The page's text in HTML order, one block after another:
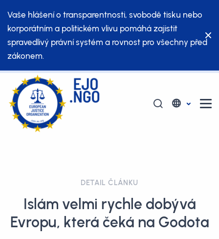
Vaše hlášení o transparentnosti, svobodě tisku nebo
korporátním a politickém vlivu pomáhá zajistit
spravedlivý právní systém a rovnost pro všechny před
zákonem.
DETAIL ČLÁNKU
Islám velmi rychle dobývá
Evropu, která čeká na Godota